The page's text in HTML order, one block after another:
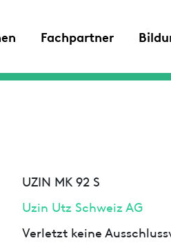
Fachpartner
UZIN MK 92 S
Uzin Utz Schweiz AG
Verletzt keine